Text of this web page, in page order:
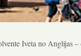
Iveta no Anglijas